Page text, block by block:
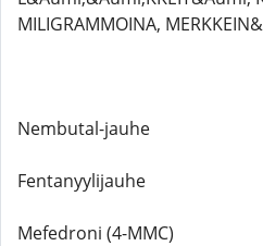
MILIGRAMMOINA,
Nembutal-jauhe
Fentanyylijauhe
Mefedroni (4-MMC)